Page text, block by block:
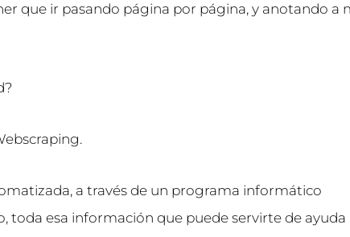
que ir pasando página por página, y anotando a
a través de un programa informático
toda esa información que puede servirte de ayuda